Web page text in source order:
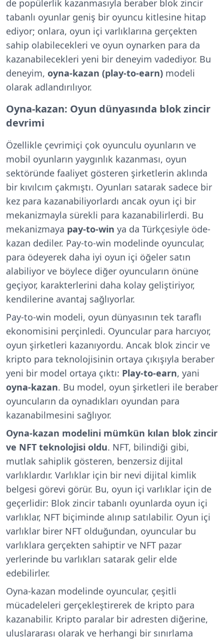
de popülerlik kazanmasıyla beraber blok zincir
tabanlı oyunlar geniş bir oyuncu kitlesine hitap
ediyor; onlara, oyun içi varlıklarına gerçekten
sahip olabilecekleri ve oyun oynarken para da
kazanabilecekleri yeni bir deneyim vadediyor. Bu
deneyim, oyna-kazan (play-to-earn) modeli
olarak adlandırılıyor.
Oyna-kazan: Oyun dünyasında blok zincir
devrimi
Özellikle çevrimiçi çok oyunculu oyunların ve
mobil oyunların yaygınlık kazanması, oyun
sektöründe faaliyet gösteren şirketlerin aklında
bir kıvılcım çakmıştı. Oyunları satarak sadece bir
kez para kazanabiliyorlardı ancak oyun içi bir
mekanizmayla sürekli para kazanabilirlerdi. Bu
mekanizmaya pay-to-win ya da Türkçesiyle öde-
kazan dediler. Pay-to-win modelinde oyuncular,
para ödeyerek daha iyi oyun içi öğeler satın
alabiliyor ve böylece diğer oyuncuların önüne
geçiyor, karakterlerini daha kolay geliştiriyor,
kendilerine avantaj sağlıyorlar.
Pay-to-win modeli, oyun dünyasının tek taraflı
ekonomisini perçinledi. Oyuncular para harcıyor,
oyun şirketleri kazanıyordu. Ancak blok zincir ve
kripto para teknolojisinin ortaya çıkışıyla beraber
yeni bir model ortaya çıktı: Play-to-earn, yani
oyna-kazan. Bu model, oyun şirketleri ile beraber
oyuncuların da oynadıkları oyundan para
kazanabilmesini sağlıyor.
Oyna-kazan modelini mümkün kılan blok zincir
ve NFT teknolojisi oldu. NFT, bilindiği gibi,
mutlak sahiplik gösteren, benzersiz dijital
varlıklardır. Varlıklar için bir nevi dijital kimlik
belgesi görevi görür. Bu, oyun içi varlıklar için de
geçerlidir: Blok zincir tabanlı oyunlarda oyun içi
varlıklar, NFT biçiminde alınıp satılabilir. Oyun içi
varlıklar birer NFT olduğundan, oyuncular bu
varlıklara gerçekten sahiptir ve NFT pazar
yerlerinde bu varlıkları satarak gelir elde
edebilirler.
Oyna-kazan modelinde oyuncular, çeşitli
mücadeleleri gerçekleştirerek de kripto para
kazanabilir. Kripto paralar bir adresten diğerine,
uluslararası olarak ve herhangi bir sınırlama